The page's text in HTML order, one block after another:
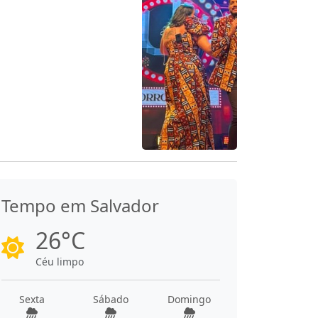
Tempo em Salvador
26°C
Céu limpo
Sexta Sábado Domingo